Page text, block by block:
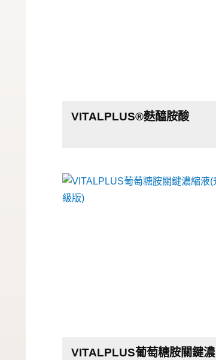
VITALPLUS®麩醯胺酸
VITALPLUS葡萄糖胺關鍵濃